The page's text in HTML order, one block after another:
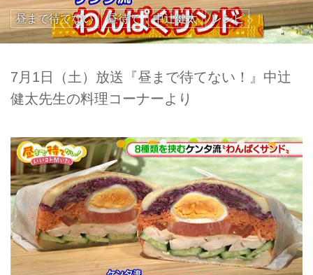
昼まで待てない 昼待て 中辻健太 レシピ
7月1日（土）放送『昼まで待てない！』中辻
健太先生の料理コーナーより